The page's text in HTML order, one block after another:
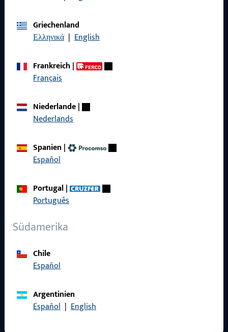
Griechenland
Ελληνικά | English
Frankreich|
Français
Niederlande|
Nederlands
Spanien |
Español
Portugal|
Português
Südamerika
Chile
Español
Argentinien
Español | English
Impressum
Datenschutz
Über Uns